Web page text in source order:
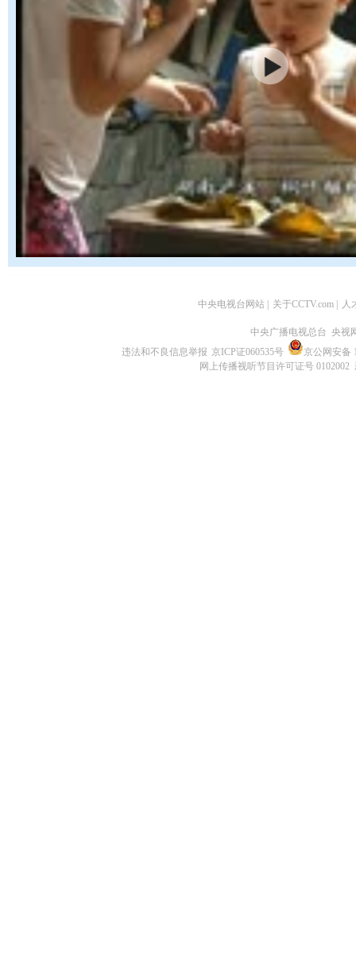
中央电视台网站 关于CCTV.com 人
中央广播电视总台 央视
违法和不良信息举报 京ICP证060535号
京公网安备
网上传播视听节目许可证号 0102002